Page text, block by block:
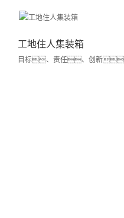
工地住人集装箱
目标、责任、创新